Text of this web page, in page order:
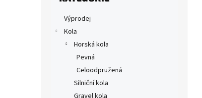
Výprodej
Kola
Horská kola
Pevná
Celoodpružená
Silniční kola